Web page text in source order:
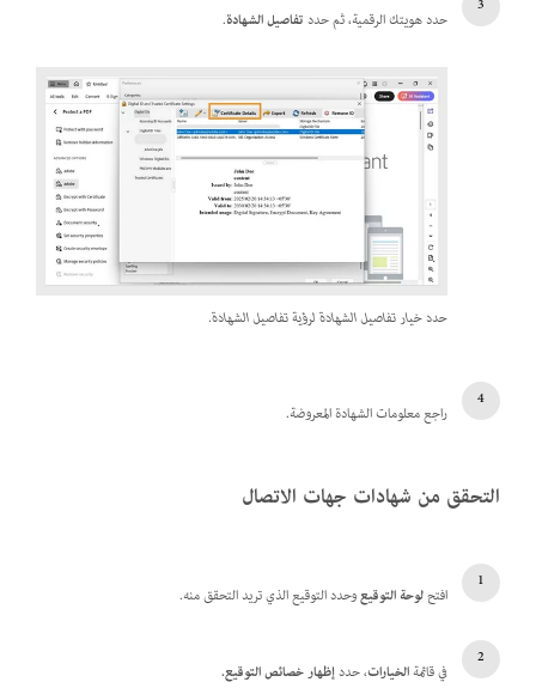
حدد هويتك الرقمية، ثم حددتفاصيل الشهادة.
حدد خيار تفاصيل الشهادة لرؤية تفاصيل الشهادة.
راجع معلومات الشهادة المعروضة.
التحقق من شهادات جهات الاتصال
افتحلوحة التوقيعوحدد التوقيع الذي تريد التحقق منه.
في قائمةالخيارات، حددإظهار خصائص التوقيع.